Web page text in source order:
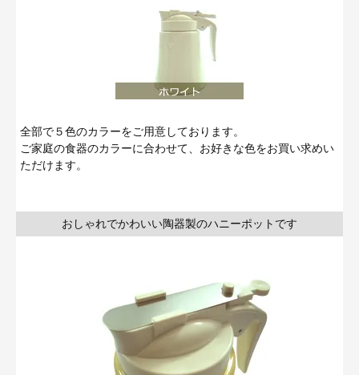
全部で５色のカラーをご用意しております。
ご家庭の食器のカラーに合わせて、お好きな色をお買い求めい
ただけます。
おしゃれでかわいい陶器製のハニーポットです